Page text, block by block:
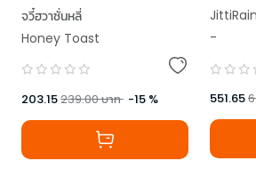
จวี๋ฮวาซั่นหลี่
Honey Toast
203.15239.00บาท -15 %
JittiRain
-
551.65